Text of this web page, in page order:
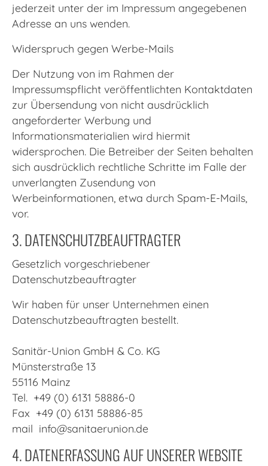
jederzeit unter der im Impressum angegebenen
Adresse an uns wenden.
Widerspruch gegen Werbe-Mails
Der Nutzung von im Rahmen der
Impressumspflicht veröffentlichten Kontaktdaten
zur Übersendung von nicht ausdrücklich
angeforderter Werbung und
Informationsmaterialien wird hiermit
widersprochen. Die Betreiber der Seiten behalten
sich ausdrücklich rechtliche Schritte im Falle der
unverlangten Zusendung von
Werbeinformationen, etwa durch Spam-E-Mails,
vor.
3. DATENSCHUTZBEAUFTRAGTER
Gesetzlich vorgeschriebener
Datenschutzbeauftragter
Wir haben für unser Unternehmen einen
Datenschutzbeauftragten bestellt.
Sanitär-Union GmbH & Co. KG
Münsterstraße 13
55116 Mainz
Tel. +49 (0) 6131 58886-0
Fax +49 (0) 6131 58886-85
mail info@sanitaerunion.de
4. DATENERFASSUNG AUF UNSERER WEBSITE